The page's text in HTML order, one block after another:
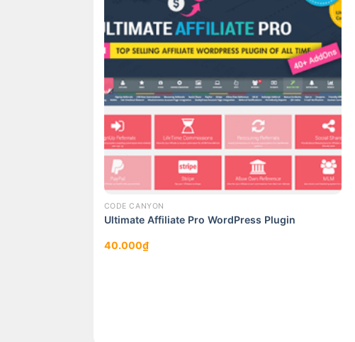
CODE CANYON
Ultimate Affiliate Pro WordPress Plugin
40.000₫